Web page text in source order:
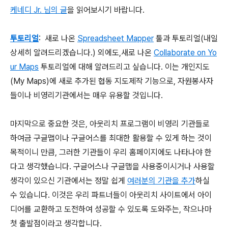
케네디 Jr. 님의 글을 읽어보시기 바랍니다.
투토리얼: 새로 나온 Spreadsheet Mapper 툴과 투토리얼(내일
상세히 알려드리겠습니다.) 외에도,새로 나온 Collaborate on Yo
ur Maps 투토리얼에 대해 알려드리고 싶습니다. 이는 개인지도
(My Maps)에 새로 추가된 협동 지도제작 기능으로, 자원봉사자
들이나 비영리기관에서는 매우 유용할 것입니다.
마지막으로 중요한 것은, 아웃리치 프로그램이 비영리 기관들로
하여금 구글맵이나 구글어스를 최대한 활용할 수 있게 하는 것이
목적이니 만큼, 그러한 기관들이 우리 홈페이지에도 나타나야 한
다고 생각했습니다. 구글어스나 구글맵을 사용중이시거나 사용할
생각이 있으신 기관에서는 정말 쉽게 여러분의 기관을 추가하실
수 있습니다. 이것은 우리 파트너들이 아웃리치 사이트에서 아이
디어를 교환하고 도전하여 성공할 수 있도록 도와주는, 작으나마
첫 출발점이라고 생각합니다.